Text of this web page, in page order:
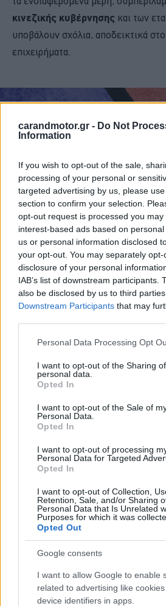
carandmotor.gr - Do Not
Information
If you wish to opt-out of the sale,
processing of your personal or
targeted advertising by us, please
section to confirm your selection.
opt-out request is processed you may
interest-based ads based on
us or personal information disclosed
your opt-out. You may separately
disclosure of your personal
IAB’s list of downstream participants.
also be disclosed by us to third
Downstream Participants that may
Please note that this website/app
not limited to your visit or usage
grant or deny consent to Google and
use your data for below specified
consent section.
Personal Data Processing Opt
I want to opt-out of the Sharing
personal data.
Opted In
I want to opt-out of the Sale of
Personal Data.
Opted In
I want to opt-out of processing
Personal Data for Targeted
Opted In
I want to opt-out of Collection,
Retention, Sale, and/or Sharing
Personal Data that Is Unrelated
Purposes for which it was
Opted Out
Google consents
I want to allow Google to enable
related to advertising like
device identifiers in apps.
κινεζικής κυβέρνησης και των
υποβάλουν σχόλια, αποδεικτικά
επιχειρήματα.
«ΗΕΕπαραμένει οπαγκόσμιος
ανοιχτό, δίκαιο και βασισμένο σε
Χαιρετίζουμε τονανταγωνισμό,
του τομέα τωνηλεκτρικών
υποστηρίζεται από δικαιοσύνη και
ανταγωνισμού. Με την υιοθέτηση
υπερασπιζόμαστε τιςδίκαιες
την ευρωπαϊκή βιομηχανική βάση.
παραμένουμε ανοιχτοί σε μια
που θα ήταν αποτελεσματική για
ΠΟΕ» επισήμανε οValdis
Εκτελεστικός Αντιπρόεδρος και